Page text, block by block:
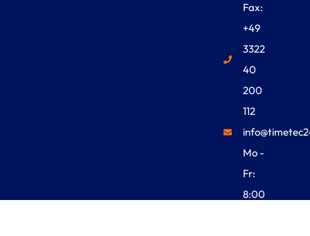
Fax:
+49
3322
40
200
112
Mo -
Fr:
8:00